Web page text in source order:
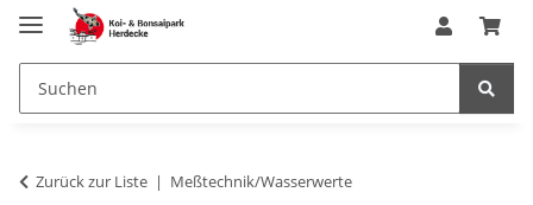
Zurück zur Liste Meßtechnik/Wasserwerte